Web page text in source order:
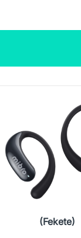
(Fekete)